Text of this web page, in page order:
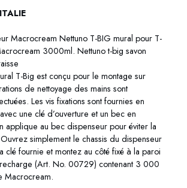
Macrocream Nettuno T-BIG mural pour T-
3000ml. Nettuno t-big savon
T-Big est conçu pour le montage sur
de nettoyage des mains sont
Les vis fixations sont fournies en
une clé d’ouverture et un bec en
applique au bec dispenseur pour éviter la
simplement le chassis du dispenseur
clé fournie et montez au côté fixé à la paroi
(Art. No. 00729) contenant 3 000
Macrocream.